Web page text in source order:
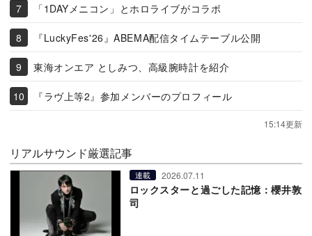
「1DAYメニコン」とホロライブがコラボ
『LuckyFes'26』ABEMA配信タイムテーブル公開
東海オンエア としみつ、高級腕時計を紹介
『ラヴ上等2』参加メンバーのプロフィール
15:14更新
リアルサウンド厳選記事
連載 2026.07.11
ロックスターと過ごした記憶：櫻井敦
司